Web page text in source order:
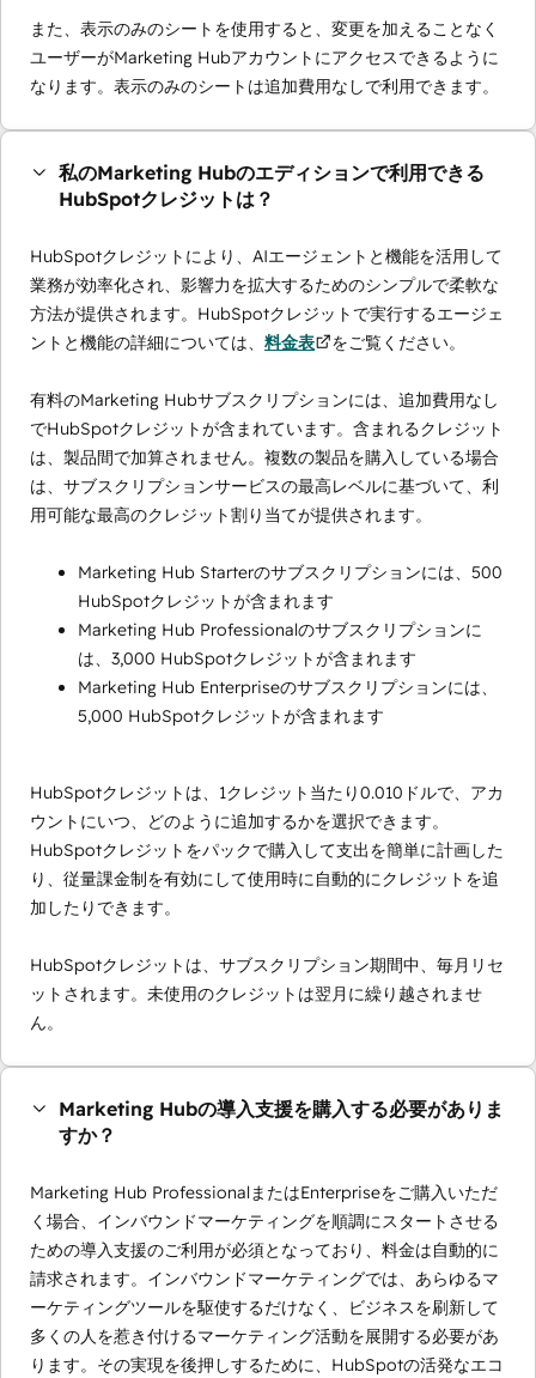
また、表示のみのシートを使用すると、変更を加えることなく
ユーザーがMarketing Hubアカウントにアクセスできるように
なります。表示のみのシートは追加費用なしで利用できます。
私のMarketing Hubのエディションで利用できる
HubSpotクレジットは？
HubSpotクレジットにより、AIエージェントと機能を活用して
業務が効率化され、影響力を拡大するためのシンプルで柔軟な
方法が提供されます。HubSpotクレジットで実行するエージェ
ントと機能の詳細については、 料金表 をご覧ください。
有料のMarketing Hubサブスクリプションには、追加費用なし
でHubSpotクレジットが含まれています。含まれるクレジット
は、製品間で加算されません。複数の製品を購入している場合
は、サブスクリプションサービスの最高レベルに基づいて、利
用可能な最高のクレジット割り当てが提供されます。
Marketing Hub Starterのサブスクリプションには、500
HubSpotクレジットが含まれます
Marketing Hub Professionalのサブスクリプションに
は、3,000 HubSpotクレジットが含まれます
Marketing Hub Enterpriseのサブスクリプションには、
5,000 HubSpotクレジットが含まれます
HubSpotクレジットは、1クレジット当たり0.010ドルで、アカ
ウントにいつ、どのように追加するかを選択できます。
HubSpotクレジットをパックで購入して支出を簡単に計画した
り、従量課金制を有効にして使用時に自動的にクレジットを追
加したりできます。
HubSpotクレジットは、サブスクリプション期間中、毎月リセ
ットされます。未使用のクレジットは翌月に繰り越されませ
ん。
Marketing Hubの導入支援を購入する必要がありま
すか？
Marketing Hub ProfessionalまたはEnterpriseをご購入いただ
く場合、インバウンドマーケティングを順調にスタートさせる
ための導入支援のご利用が必須となっており、料金は自動的に
請求されます。インバウンドマーケティングでは、あらゆるマ
ーケティングツールを駆使するだけなく、ビジネスを刷新して
多くの人を惹き付けるマーケティング活動を展開する必要があ
ります。その実現を後押しするために、HubSpotの活発なエコ